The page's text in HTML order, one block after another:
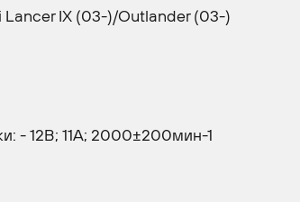
IX (03-)/Outlander (03-)
- 12В; 11A; 2000±200мин-1